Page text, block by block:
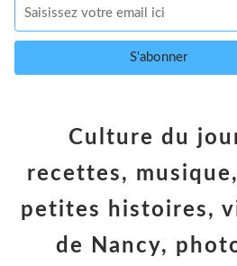
Culture du
recettes,
petites histoires,
de Nancy,